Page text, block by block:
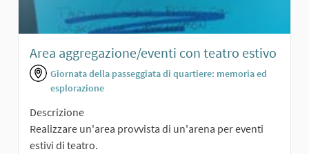
Area aggregazione/eventi con teatro estivo
Giornata della passeggiata di quartiere: memoria ed
esplorazione
Descrizione
Realizzare un'area provvista di un'arena per eventi
estivi di teatro.